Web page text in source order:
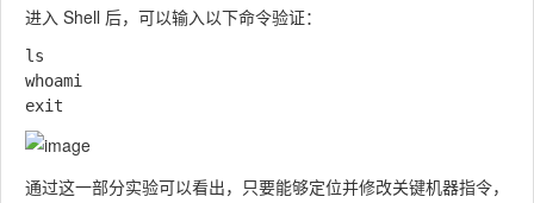
进入 Shell 后，可以输入以下命令验证：
ls
whoami
通过这一部分实验可以看出，只要能够定位并修改关键机器指令，